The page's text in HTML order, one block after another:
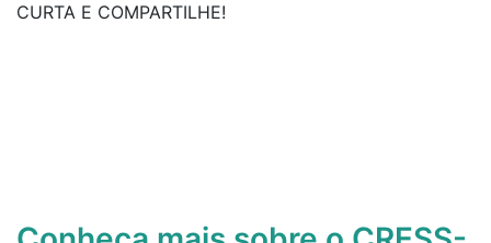
CURTA E COMPARTILHE!